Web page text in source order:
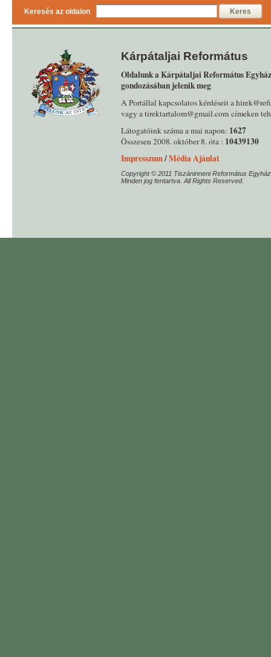
Keresés az oldalon Keres
Kárpátaljai Református
Oldalunk a Kárpátaljai Református
gondozásában jelenik meg
A Portállal kapcsolatos kérdéseit a
vagy a tirektartalom@gmail.com címeken
Látogatóink száma a mai napon: 1627
Összesen 2008. október 8. óta : 10439130
Impresszum/Média Ajánlat
Copyright © 2011 Tiszáninneni Református
Minden jog fentartva. All Rights Reserved.